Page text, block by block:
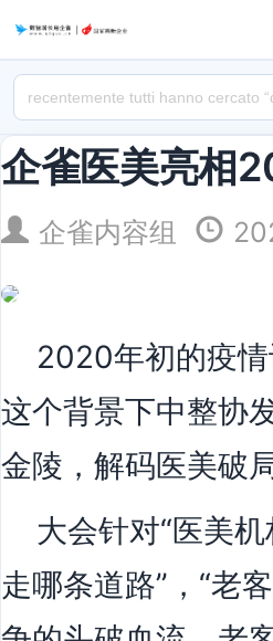
企雀医美亮相
企雀内容组
2020年初的疫情
这个背景下中整协
金陵，解码医美破
大会针对“医美机
走哪条道路”，“老